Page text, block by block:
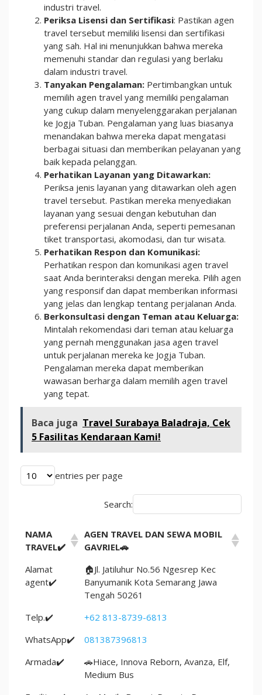
industri travel.
Periksa Lisensi dan Sertifikasi: Pastikan agen
travel tersebut memiliki lisensi dan sertifikasi
yang sah. Hal ini menunjukkan bahwa mereka
memenuhi standar dan regulasi yang berlaku
dalam industri travel.
Tanyakan Pengalaman: Pertimbangkan untuk
memilih agen travel yang memiliki pengalaman
yang cukup dalam menyelenggarakan perjalanan
ke Jogja Tuban. Pengalaman yang luas biasanya
menandakan bahwa mereka dapat mengatasi
berbagai situasi dan memberikan pelayanan yang
baik kepada pelanggan.
Perhatikan Layanan yang Ditawarkan:
Periksa jenis layanan yang ditawarkan oleh agen
travel tersebut. Pastikan mereka menyediakan
layanan yang sesuai dengan kebutuhan dan
preferensi perjalanan Anda, seperti pemesanan
tiket transportasi, akomodasi, dan tur wisata.
Perhatikan Respon dan Komunikasi:
Perhatikan respon dan komunikasi agen travel
saat Anda berinteraksi dengan mereka. Pilih agen
yang responsif dan dapat memberikan informasi
yang jelas dan lengkap tentang perjalanan Anda.
Berkonsultasi dengan Teman atau Keluarga:
Mintalah rekomendasi dari teman atau keluarga
yang pernah menggunakan jasa agen travel
untuk perjalanan mereka ke Jogja Tuban.
Pengalaman mereka dapat memberikan
wawasan berharga dalam memilih agen travel
yang tepat.
Baca juga Travel Surabaya Baladraja, Cek
5 Fasilitas Kendaraan Kami!
entries per page
Search:
NAMA
TRAVEL✔️
AGEN TRAVEL DAN SEWA MOBIL
GAVRIEL🚗
Alamat
agent✔️
🏠Jl. Jatiluhur No.56 Ngesrep Kec
Banyumanik Kota Semarang Jawa
Tengah 50261
Telp.✔️
+62 813-8739-6813
WhatsApp✔️
081387396813
Armada✔️
🚗Hiace, Innova Reborn, Avanza, Elf,
Medium Bus